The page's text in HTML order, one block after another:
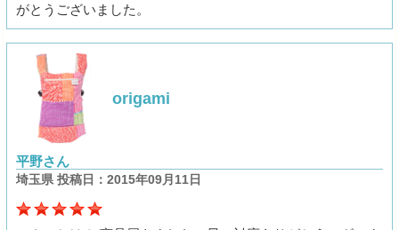
がとうございました。
origami
平野さん
埼玉県 投稿日：2015年09月11日